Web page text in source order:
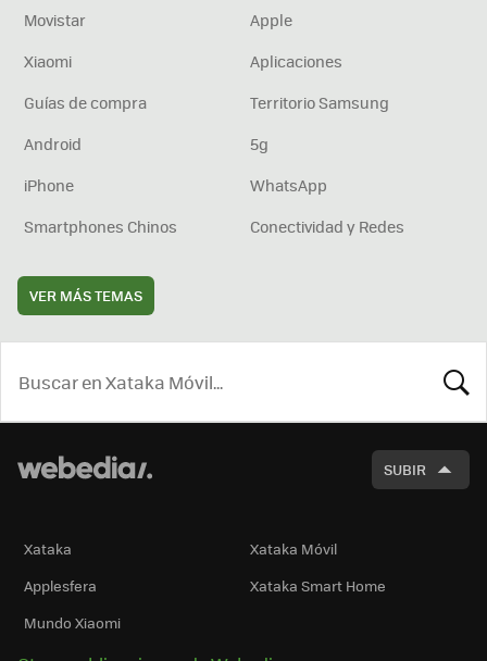
Movistar
Apple
Xiaomi
Aplicaciones
Guías de compra
Territorio Samsung
Android
5g
iPhone
WhatsApp
Smartphones Chinos
Conectividad y Redes
VER MÁS TEMAS
SUBIR
Xataka
Xataka Móvil
Applesfera
Xataka Smart Home
Mundo Xiaomi